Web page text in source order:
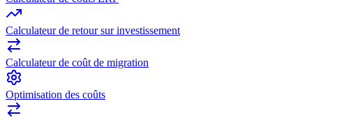
Calculateur de retour sur investissement
Calculateur de coût de migration
Optimisation des coûts